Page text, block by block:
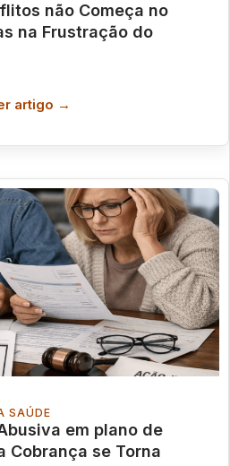
não Começa no
na Frustração do
artigo →
SAÚDE
em plano de
Cobrança se Torna